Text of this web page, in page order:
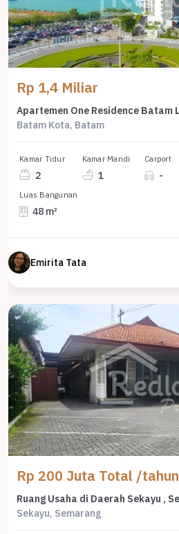
Rp 1,4 Miliar
Batam Kota, Batam
Kamar Tidur
2
Kamar Mandi
1
Carport
-
Luas Bangunan
48 m²
Emirita Tata
Rp 200 Juta Total /tahun
Sekayu, Semarang